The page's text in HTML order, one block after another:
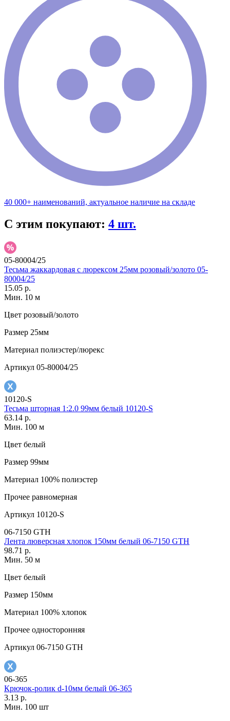
40 000+ наименований, актуальное наличие на складе
С этим покупают: 4 шт.
05-80004/25
Тесьма жаккардовая с люрексом 25мм розовый/золото 05-
80004/25
15.05 р.
Мин. 10 м
Цвет розовый/золото
Размер 25мм
Материал полиэстер/люрекс
Артикул 05-80004/25
10120-S
Тесьма шторная 1:2.0 99мм белый 10120-S
63.14 р.
Мин. 100 м
Цвет белый
Размер 99мм
Материал 100% полиэстер
Прочее равномерная
Артикул 10120-S
06-7150 GTH
Лента люверсная хлопок 150мм белый 06-7150 GTH
98.71 р.
Мин. 50 м
Цвет белый
Размер 150мм
Материал 100% хлопок
Прочее односторонняя
Артикул 06-7150 GTH
06-365
Крючок-ролик d-10мм белый 06-365
3.13 р.
Мин. 100 шт